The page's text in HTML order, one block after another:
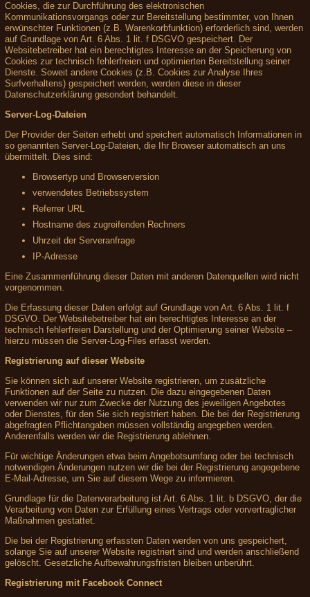
Cookies, die zur Durchführung des elektronischen
Kommunikationsvorgangs oder zur Bereitstellung bestimmter, von Ihnen
erwünschter Funktionen (z.B. Warenkorbfunktion) erforderlich sind, werden
auf Grundlage von Art. 6 Abs. 1 lit. f DSGVO gespeichert. Der
Websitebetreiber hat ein berechtigtes Interesse an der Speicherung von
Cookies zur technisch fehlerfreien und optimierten Bereitstellung seiner
Dienste. Soweit andere Cookies (z.B. Cookies zur Analyse Ihres
Surfverhaltens) gespeichert werden, werden diese in dieser
Datenschutzerklärung gesondert behandelt.
Server-Log-Dateien
Der Provider der Seiten erhebt und speichert automatisch Informationen in
so genannten Server-Log-Dateien, die Ihr Browser automatisch an uns
übermittelt. Dies sind:
Browsertyp und Browserversion
verwendetes Betriebssystem
Referrer URL
Hostname des zugreifenden Rechners
Uhrzeit der Serveranfrage
IP-Adresse
Eine Zusammenführung dieser Daten mit anderen Datenquellen wird nicht
vorgenommen.
Die Erfassung dieser Daten erfolgt auf Grundlage von Art. 6 Abs. 1 lit. f
DSGVO. Der Websitebetreiber hat ein berechtigtes Interesse an der
technisch fehlerfreien Darstellung und der Optimierung seiner Website –
hierzu müssen die Server-Log-Files erfasst werden.
Registrierung auf dieser Website
Sie können sich auf unserer Website registrieren, um zusätzliche
Funktionen auf der Seite zu nutzen. Die dazu eingegebenen Daten
verwenden wir nur zum Zwecke der Nutzung des jeweiligen Angebotes
oder Dienstes, für den Sie sich registriert haben. Die bei der Registrierung
abgefragten Pflichtangaben müssen vollständig angegeben werden.
Anderenfalls werden wir die Registrierung ablehnen.
Für wichtige Änderungen etwa beim Angebotsumfang oder bei technisch
notwendigen Änderungen nutzen wir die bei der Registrierung angegebene
E-Mail-Adresse, um Sie auf diesem Wege zu informieren.
Grundlage für die Datenverarbeitung ist Art. 6 Abs. 1 lit. b DSGVO, der die
Verarbeitung von Daten zur Erfüllung eines Vertrags oder vorvertraglicher
Maßnahmen gestattet.
Die bei der Registrierung erfassten Daten werden von uns gespeichert,
solange Sie auf unserer Website registriert sind und werden anschließend
gelöscht. Gesetzliche Aufbewahrungsfristen bleiben unberührt.
Registrierung mit Facebook Connect